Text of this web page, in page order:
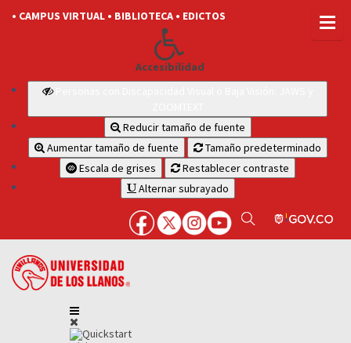
• CAMPUS VIRTUAL • BIBLIOTECA • EDICTOS
Accesibilidad
Reducir tamaño de fuente
Aumentar tamaño de fuente
Tamaño predeterminado
Escala de grises
Restablecer contraste
Alternar subrayado